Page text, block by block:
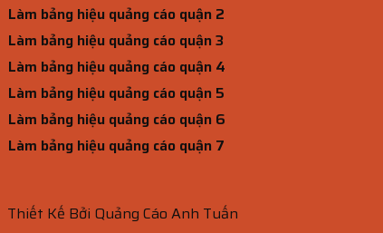
Làm bảng hiệu quảng cáo quận 2
Làm bảng hiệu quảng cáo quận 3
Làm bảng hiệu quảng cáo quận 4
Làm bảng hiệu quảng cáo quận 5
Làm bảng hiệu quảng cáo quận 6
Làm bảng hiệu quảng cáo quận 7
Thiết Kế Bởi Quảng Cáo Anh Tuấn